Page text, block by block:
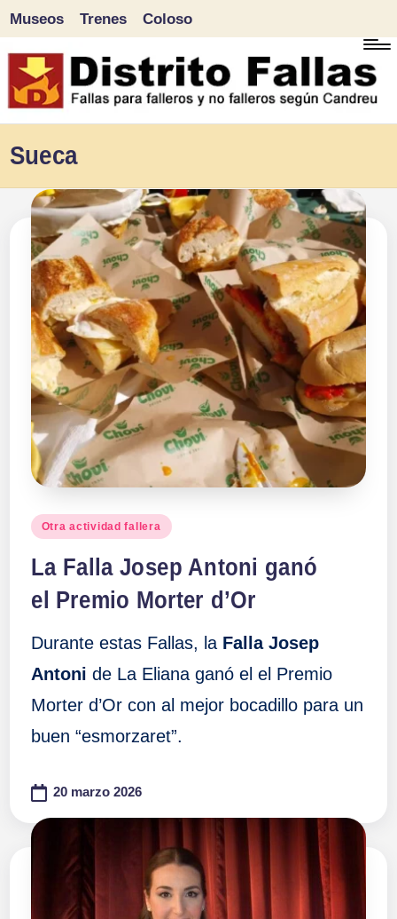
Saltar
al
Museos Trenes Coloso
Sueca
Publicado
Otra actividad fallera
La Falla Josep Antoni ganó
el Premio Morter d’Or
Durante estas Fallas, la Falla Josep
Antoni de La Eliana ganó el el Premio
Morter d’Or con al mejor bocadillo para un
buen “esmorzaret”.
20 marzo 2026